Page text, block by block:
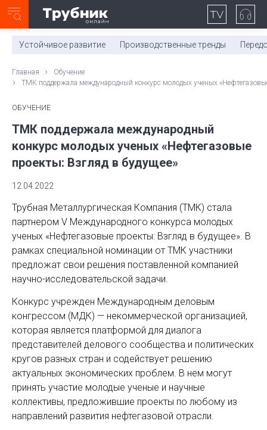
0:00/ 11:03
Устойчивое развитие Производственные тренды
Главная
Обучение
ТМК поддержала международный конкурс молодых ученых
ОБУЧЕНИЕ
ТМК поддержала международный
конкурс молодых ученых «Нефтегазовые
проекты: Взгляд в будущее»
12.04.2022
Трубная Металлургическая Компания (ТМК) стала
партнером V Международного конкурса молодых
ученых «Нефтегазовые проекты: Взгляд в будущее». В
рамках специальной номинации от ТМК участники
предложат свои решения поставленной компанией
научно-исследовательской задачи.
Конкурс учрежден Международным деловым
конгрессом (МДК) — некоммерческой организацией,
которая является платформой для диалога
представителей делового сообщества и политических
кругов разных стран и содействует решению
актуальных экономических проблем. В нем могут
принять участие молодые ученые и научные
коллективы, предложившие проекты по любому из
направлений развития нефтегазовой отрасли.